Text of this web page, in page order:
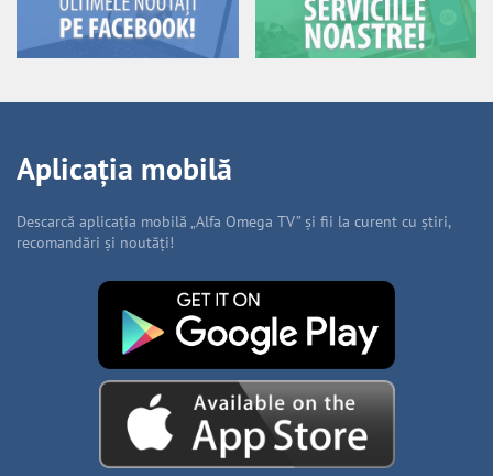
Aplicația mobilă
Descarcă aplicația mobilă „Alfa Omega TV” și fii la curent cu știri,
recomandări și noutăți!